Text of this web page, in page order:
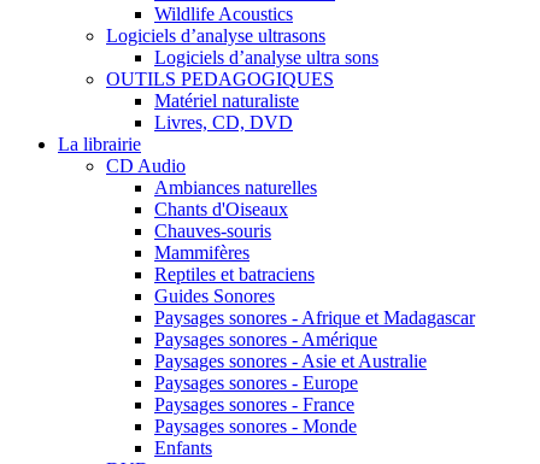
Wildlife Acoustics
Logiciels d’analyse ultrasons
Logiciels d’analyse ultra sons
OUTILS PEDAGOGIQUES
Matériel naturaliste
Livres, CD, DVD
La librairie
CD Audio
Ambiances naturelles
Chants d'Oiseaux
Chauves-souris
Mammifères
Reptiles et batraciens
Guides Sonores
Paysages sonores - Afrique et Madagascar
Paysages sonores - Amérique
Paysages sonores - Asie et Australie
Paysages sonores - Europe
Paysages sonores - France
Paysages sonores - Monde
Enfants